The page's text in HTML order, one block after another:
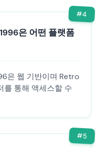
#4
은 어떤 플랫폼
은 웹 기반이며 Retro
를 통해 액세스할 수
#5